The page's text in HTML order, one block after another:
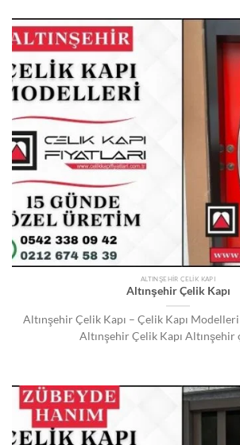
ALTINŞEHIR ÇELIK KAPI
Altınşehir Çelik Kapı
Altınşehir Çelik Kapı – Çelik Kapı
Altınşehir Çelik Kapı Altınşehir